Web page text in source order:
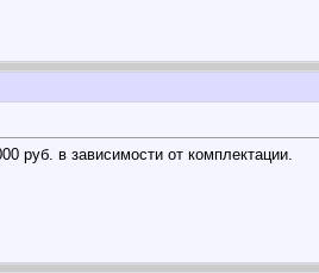
руб. в зависимости от комплектации.